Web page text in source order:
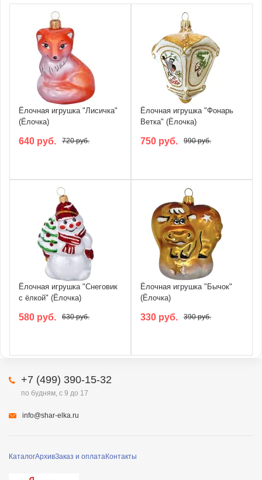
Ёлочная игрушка "Лисичка"
(Ёлочка)
640 руб. 720 руб.
Ёлочная игрушка "Фонарь
Ветка" (Ёлочка)
750 руб. 990 руб.
Ёлочная игрушка "Снеговик
с ёлкой" (Ёлочка)
580 руб. 630 руб.
Ёлочная игрушка "Бычок"
(Ёлочка)
330 руб. 390 руб.
КаталогАрхивЗаказ и оплатаКонтакты
+7 (499) 390-15-32
по будням, с 9 до 17
info@shar-elka.ru